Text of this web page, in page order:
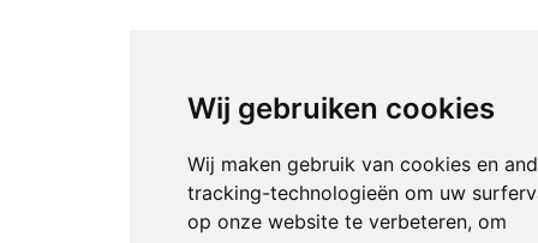
Wij gebruiken cookies
Wij maken gebruik van cookies en
tracking-technologieën om uw
op onze website te verbeteren, om